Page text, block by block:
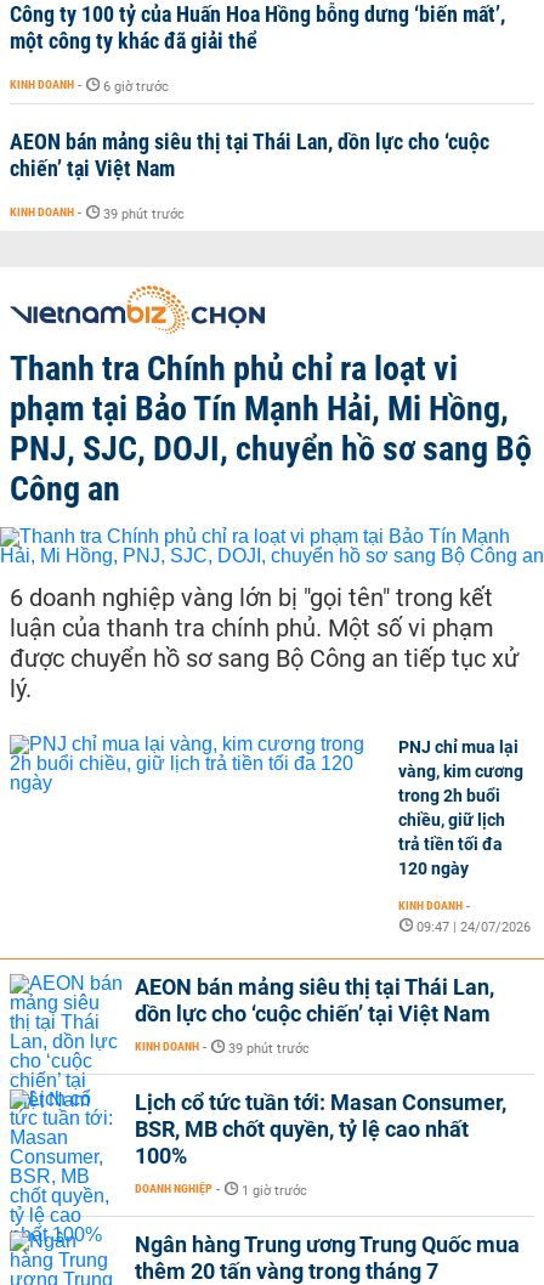
Công ty 100 tỷ của Huấn Hoa Hồng bỗng dưng ‘biến mất’,
một công ty khác đã giải thể
KINH DOANH - 6 giờ trước
AEON bán mảng siêu thị tại Thái Lan, dồn lực cho ‘cuộc
chiến’ tại Việt Nam
KINH DOANH - 39 phút trước
Thanh tra Chính phủ chỉ ra loạt vi
phạm tại Bảo Tín Mạnh Hải, Mi Hồng,
PNJ, SJC, DOJI, chuyển hồ sơ sang Bộ
Công an
6 doanh nghiệp vàng lớn bị "gọi tên" trong kết
luận của thanh tra chính phủ. Một số vi phạm
được chuyển hồ sơ sang Bộ Công an tiếp tục xử
lý.
PNJ chỉ mua lại
vàng, kim cương
trong 2h buổi
chiều, giữ lịch
trả tiền tối đa
120 ngày
KINH DOANH -
09:47 | 24/07/2026
AEON bán mảng siêu thị tại Thái Lan,
dồn lực cho ‘cuộc chiến’ tại Việt Nam
KINH DOANH - 39 phút trước
Lịch cổ tức tuần tới: Masan Consumer,
BSR, MB chốt quyền, tỷ lệ cao nhất
100%
DOANH NGHIỆP - 1 giờ trước
Ngân hàng Trung ương Trung Quốc mua
thêm 20 tấn vàng trong tháng 7